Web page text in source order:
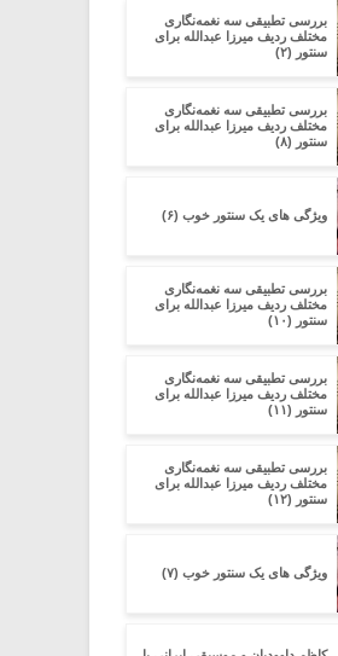
بررسی تطبیقی سه نغمه‌نگاری
مختلف ردیف میرزا عبدالله برای
سنتور (۲)
بررسی تطبیقی سه نغمه‌نگاری
مختلف ردیف میرزا عبدالله برای
سنتور (۸)
ویژگی های یک سنتور خوب (۶)
بررسی تطبیقی سه نغمه‌نگاری
مختلف ردیف میرزا عبدالله برای
سنتور (۱۰)
بررسی تطبیقی سه نغمه‌نگاری
مختلف ردیف میرزا عبدالله برای
سنتور (۱۱)
بررسی تطبیقی سه نغمه‌نگاری
مختلف ردیف میرزا عبدالله برای
سنتور (۱۲)
ویژگی های یک سنتور خوب (۷)